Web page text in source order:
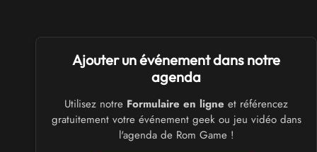
SALONS & CONVENTIONS GEEKS
Trolls et Légendes 2027
du 26 au 28 mars 2027 - à Mons
CULTURE JAPONAISE ET OTAKU
Mang'Azur 2027
les 24 et 25 avril 2027 - à Toulon
Ajouter un événement dans notre
agenda
Utilisez notre Formulaire en ligne et référencez
gratuitement votre événement geek ou jeu vidéo dans
l'agenda de Rom Game !